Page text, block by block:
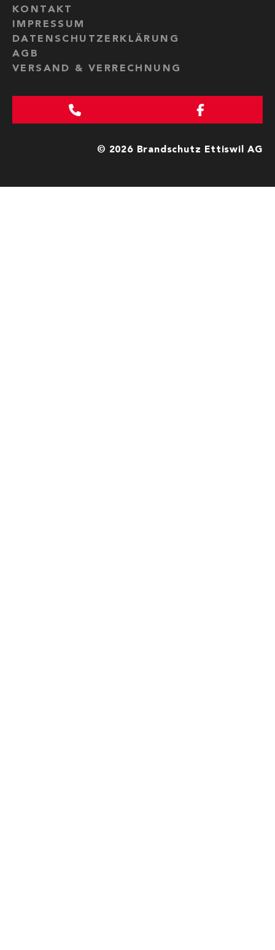
© 2026 Brandschutz Ettiswil AG
KONTAKT
IMPRESSUM
DATENSCHUTZERKLÄRUNG
AGB
VERSAND & VERRECHNUNG